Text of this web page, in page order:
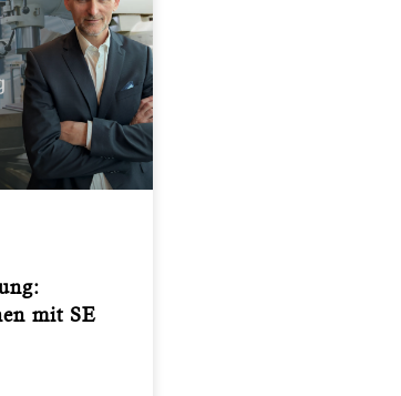
mit SE